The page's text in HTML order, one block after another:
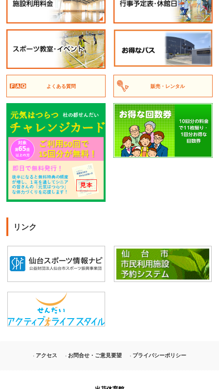
よくある質問 販売・レンタル
リンク
アクセス お問合せ・ご意見要望 プライバシーポリシー